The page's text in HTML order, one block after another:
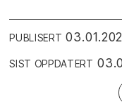
PUBLISERT
SIST OPPDATERT